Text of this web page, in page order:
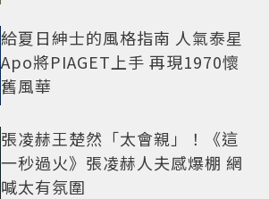
給夏日紳士的風格指南 人氣泰星
Apo將PIAGET上手 再現1970懷
舊風華
張凌赫王楚然「太會親」！《這
一秒過火》張凌赫人夫感爆棚 網
喊太有氛圍